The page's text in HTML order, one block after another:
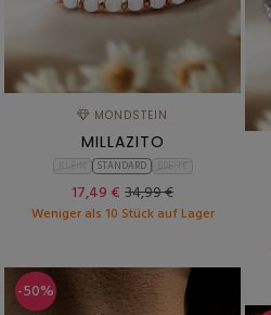
MONDSTEIN
MILLAZITO
STANDARD
17,49 € 34,99 €
Weniger als 10 Stück auf Lager
-50%